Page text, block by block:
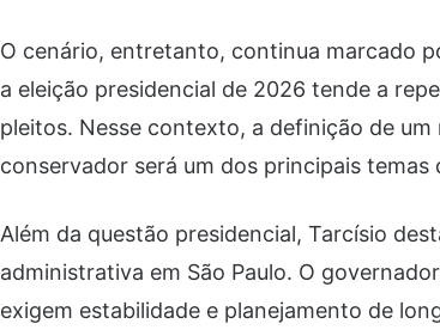
O cenário, entretanto, continua marcado
a eleição presidencial de 2026 tende a
pleitos. Nesse contexto, a definição de
conservador será um dos principais
Além da questão presidencial, Tarcísio
administrativa em São Paulo. O
exigem estabilidade e planejamento de